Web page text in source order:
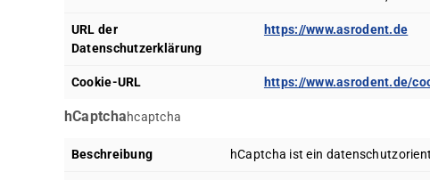
URL der
Datenschutzerklärung
https://www.asrodent.de
Cookie-URL https://www.asrodent.de/
hCaptchahcaptcha
Beschreibung hCaptcha ist ein